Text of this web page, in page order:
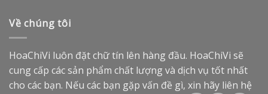
Về chúng tôi
HoaChiVi luôn đặt chữ tín lên hàng đầu. HoaChiVi sẽ
cung cấp các sản phẩm chất lượng và dịch vụ tốt nhất
cho các bạn. Nếu các bạn gặp vấn đề gì, xin hãy liên hệ